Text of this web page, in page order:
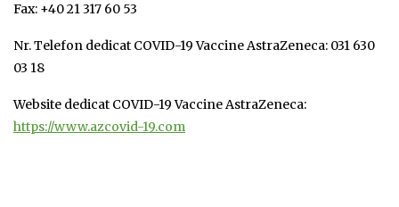
Fax: +40 21 317 60 53
Nr. Telefon dedicat COVID-19 Vaccine AstraZeneca: 031 630
03 18
Website dedicat COVID-19 Vaccine AstraZeneca:
https://www.azcovid-19.com